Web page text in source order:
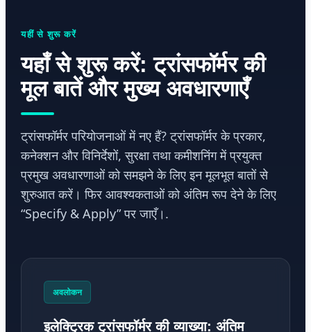
यहीं से शुरू करें
यहाँ से शुरू करें: ट्रांसफॉर्मर की
मूल बातें और मुख्य अवधारणाएँ
ट्रांसफॉर्मर परियोजनाओं में नए हैं? ट्रांसफॉर्मर के प्रकार,
कनेक्शन और विनिर्देशों, सुरक्षा तथा कमीशनिंग में प्रयुक्त
प्रमुख अवधारणाओं को समझने के लिए इन मूलभूत बातों से
शुरुआत करें। फिर आवश्यकताओं को अंतिम रूप देने के लिए
“Specify & Apply” पर जाएँ।.
अवलोकन
इलेक्ट्रिक ट्रांसफॉर्मर की व्याख्या: अंतिम